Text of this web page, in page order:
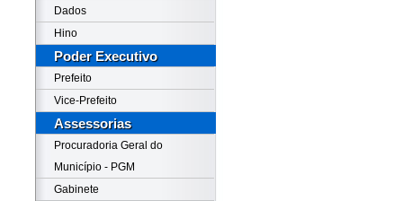
Dados
Hino
Poder Executivo
Prefeito
Vice-Prefeito
Assessorias
Procuradoria Geral do
Município - PGM
Gabinete